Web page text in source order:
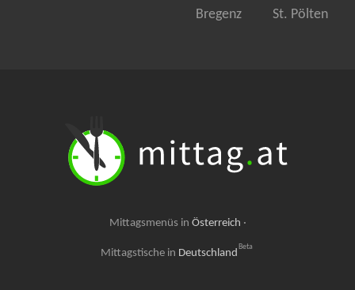
Bregenz
St. Pölten
Mittagsmenüs in Österreich ·
Mittagstische in Deutschland Beta